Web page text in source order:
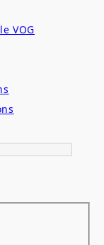
VOG